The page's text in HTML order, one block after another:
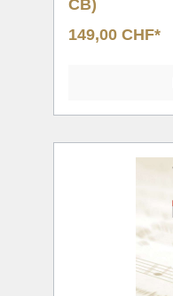
CB)
149,00 CHF*